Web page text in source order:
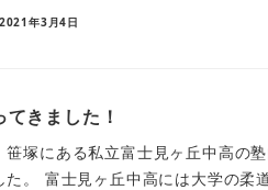
2021年3月4日
きました！
塚にある私立富士見ヶ丘中高の
た。 富士見ヶ丘中高には大学の柔